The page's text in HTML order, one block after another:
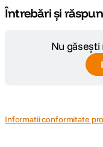
Întrebări și
Nu găsești
Informatii conformitate